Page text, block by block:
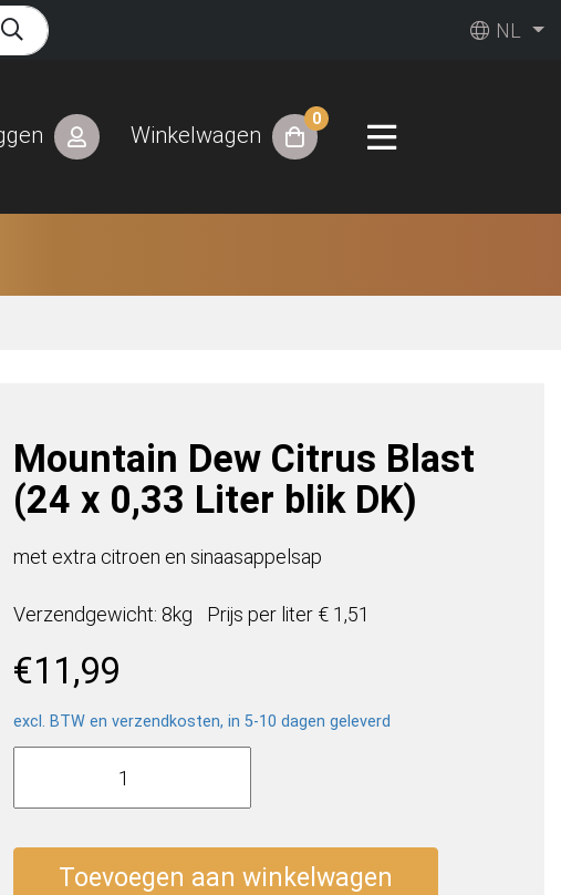
NL
Winkelwagen
0
Mountain Dew Citrus Blast
(24 x 0,33 Liter blik DK)
met extra citroen en sinaasappelsap
Verzendgewicht: 8kg Prijs per liter € 1,51
€11,99
excl. BTW en verzendkosten, in 5-10 dagen geleverd
Mountain
Citrus
Toevoegen aan winkelwagen